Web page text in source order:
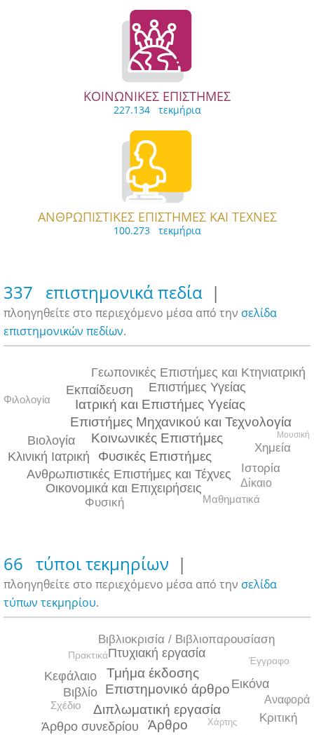
ΚΟΙΝΩΝΙΚΕΣ ΕΠΙΣΤΗΜΕΣ
227.134 τεκμήρια
ΑΝΘΡΩΠΙΣΤΙΚΕΣ ΕΠΙΣΤΗΜΕΣ ΚΑΙ ΤΕΧΝΕΣ
100.273 τεκμήρια
337 επιστημονικά πεδία |
πλοηγηθείτε στο περιεχόμενο μέσα από την σελίδα
επιστημονικών πεδίων.
Κοινωνικές Επιστήμες
Φυσικές Επιστήμες
Επιστήμες Μηχανικού και Τεχνολογία
Ιατρική και Επιστήμες Υγείας
Ανθρωπιστικές Επιστήμες και Τέχνες
Οικονομικά και Επιχειρήσεις
Επιστήμες Υγείας
Εκπαίδευση
Κλινική Ιατρική
Γεωπονικές Επιστήμες και Κτηνιατρική
Βιολογία
Χημεία
Ιστορία
Φυσική
Δίκαιο
Φιλολογία
Μαθηματικά
Μουσική
66 τύποι τεκμηρίων |
πλοηγηθείτε στο περιεχόμενο μέσα από την σελίδα
τύπων τεκμηρίου.
Διπλωματική εργασία
Άρθρο
Επιστημονικό άρθρο
Τμήμα έκδοσης
Πτυχιακή εργασία
Άρθρο συνεδρίου
Βιβλίο
Κεφάλαιο
Εικόνα
Κριτική
Βιβλιοκρισία / Βιβλιοπαρουσίαση
Αναφορά
Σχέδιο
Πρακτικά
Έγγραφο
Χάρτης